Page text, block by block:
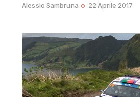
Alessio Sambruna 22 Aprile 2017